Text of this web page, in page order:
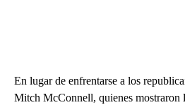
En lugar de enfrentarse a los
Mitch McConnell, quienes mostraron